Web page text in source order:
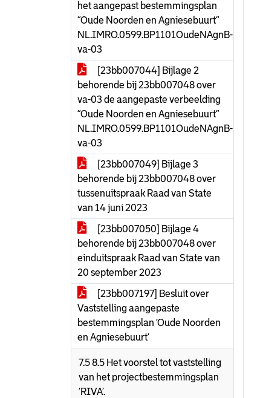
het aangepast bestemmingsplan
“Oude Noorden en Agniesebuurt”
NL.IMRO.0599.BP1101OudeNAgnB-
va-03
[23bb007044] Bijlage 2
behorende bij 23bb007048 over
va-03 de aangepaste verbeelding
“Oude Noorden en Agniesebuurt”
NL.IMRO.0599.BP1101OudeNAgnB-
va-03
[23bb007049] Bijlage 3
behorende bij 23bb007048 over
tussenuitspraak Raad van State
van 14 juni 2023
[23bb007050] Bijlage 4
behorende bij 23bb007048 over
einduitspraak Raad van State van
20 september 2023
[23bb007197] Besluit over
Vaststelling aangepaste
bestemmingsplan ‘Oude Noorden
en Agniesebuurt’
7.5 8.5 Het voorstel tot vaststelling
van het projectbestemmingsplan
‘RIVA’.